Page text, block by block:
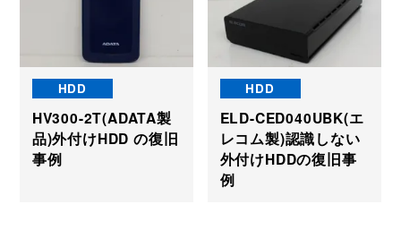
HDD
HV300-2T(ADATA製
品)外付けHDD の復旧
事例
HDD
ELD-CED040UBK(エ
レコム製)認識しない
外付けHDDの復旧事
例